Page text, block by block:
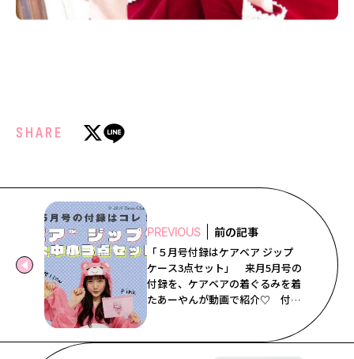
YouTube
バックナンバー
INFORMATION
Follow us
ST member
新規会員登録・ログイン
SHARE
PREVIOUS 前の記事
「５月号付録はケアベア ジップ
ケース3点セット」 来月5月号の
付録を、ケアベアの着ぐるみを着
たあーやんが動画で紹介♡ 付録
もケアベアあーやんも激カワすぎ
て必見！ 4月号誌面の予告も見
てね♡